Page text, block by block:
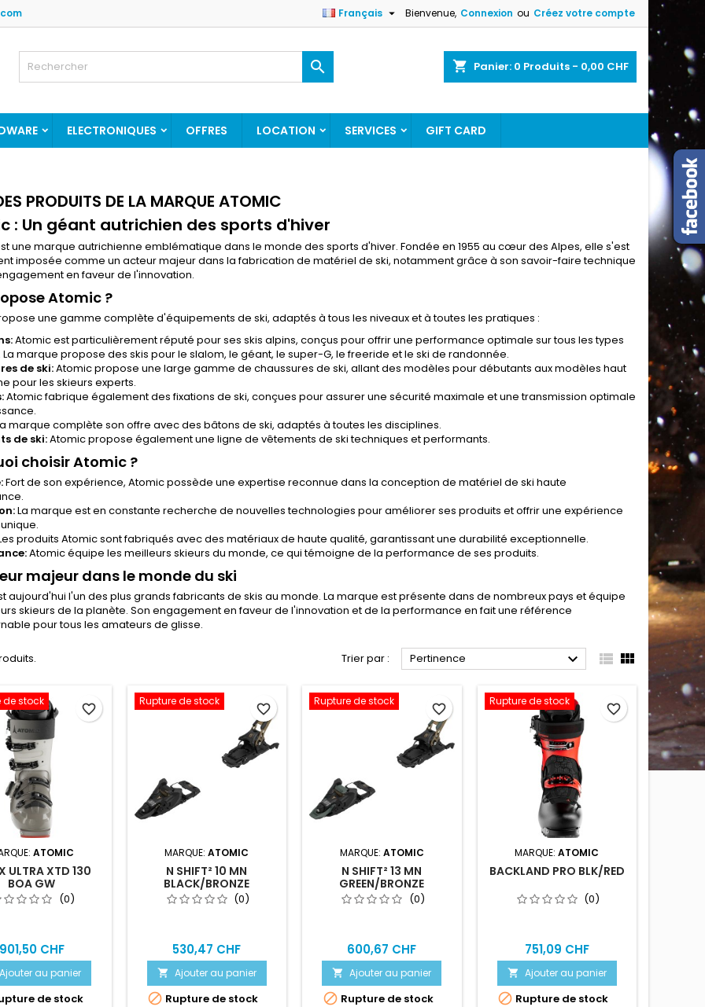
Bienvenue, Connexion ou Créez votre compte
Français 
shopping_cart Panier: 0 Produits - 0,00 CHF

ELECTRONIQUES OFFRES LOCATION SERVICES GIFT CARD
PRODUITS DE LA MARQUE ATOMIC
: Un géant autrichien des sports d'hiver
une marque autrichienne emblématique dans le monde des sports d'hiver. Fondée en 1955 au cœur des Alpes, elle s'est
imposée comme un acteur majeur dans la fabrication de matériel de ski, notamment grâce à son savoir-faire technique
en faveur de l'innovation.
Atomic ?
une gamme complète d'équipements de ski, adaptés à tous les niveaux et à toutes les pratiques :
Atomic est particulièrement réputé pour ses skis alpins, conçus pour offrir une performance optimale sur tous les types
marque propose des skis pour le slalom, le géant, le super-G, le freeride et le ski de randonnée.
de ski:Atomic propose une large gamme de chaussures de ski, allant des modèles pour débutants aux modèles haut
pour les skieurs experts.
Atomic fabrique également des fixations de ski, conçues pour assurer une sécurité maximale et une transmission optimale
marque complète son offre avec des bâtons de ski, adaptés à toutes les disciplines.
de ski:Atomic propose également une ligne de vêtements de ski techniques et performants.
choisir Atomic ?
Fort de son expérience, Atomic possède une expertise reconnue dans la conception de matériel de ski haute
La marque est en constante recherche de nouvelles technologies pour améliorer ses produits et offrir une expérience
produits Atomic sont fabriqués avec des matériaux de haute qualité, garantissant une durabilité exceptionnelle.
Atomic équipe les meilleurs skieurs du monde, ce qui témoigne de la performance de ses produits.
majeur dans le monde du ski
aujourd'hui l'un des plus grands fabricants de skis au monde. La marque est présente dans de nombreux pays et équipe
skieurs de la planète. Son engagement en faveur de l'innovation et de la performance en fait une référence
pour tous les amateurs de glisse.
Trier par : Pertinence   
de stock
ATOMIC
ULTRA XTD 130
BOA GW
(0)
901,50 CHF
Ajouter au panier
de stock
favorite_border
Rupture de stock
MARQUE:ATOMIC
N SHIFT² 10 MN
BLACK/BRONZE
(0)
530,47 CHF
 Ajouter au panier
 Rupture de stock
favorite_border
Rupture de stock
MARQUE: ATOMIC
N SHIFT² 13 MN
GREEN/BRONZE
(0)
600,67 CHF
 Ajouter au panier
 Rupture de stock
favorite_border
Rupture de stock
MARQUE:ATOMIC
BACKLAND PRO BLK/RED
(0)
751,09 CHF
 Ajouter au panier
 Rupture de stock
favorite_border
listes d'envies
Créer une nouvelle liste
((cancelText)) ((modalDeleteText))
une liste d'envies
devez être connecté pour ajouter des produits à votre liste
Annuler Connexion